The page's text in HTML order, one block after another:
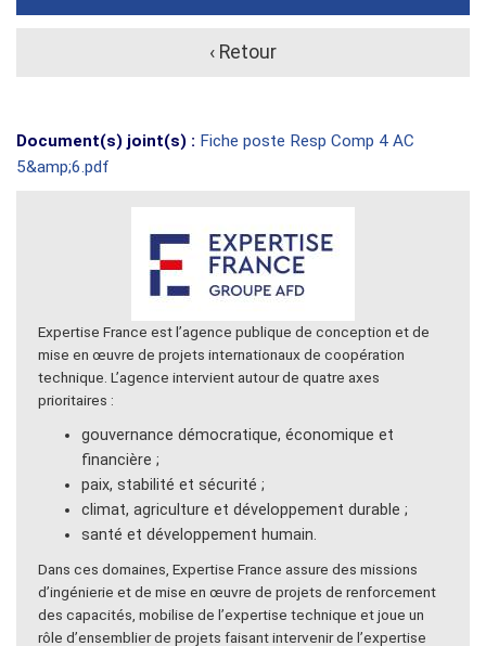
‹ Retour
Document(s) joint(s) : Fiche poste Resp Comp 4 AC
5&amp;6.pdf
Expertise France est l’agence publique de conception et de
mise en œuvre de projets internationaux de coopération
technique. L’agence intervient autour de quatre axes
prioritaires :
gouvernance démocratique, économique et
financière ;
paix, stabilité et sécurité ;
climat, agriculture et développement durable ;
santé et développement humain.
Dans ces domaines, Expertise France assure des missions
d’ingénierie et de mise en œuvre de projets de renforcement
des capacités, mobilise de l’expertise technique et joue un
rôle d’ensemblier de projets faisant intervenir de l’expertise